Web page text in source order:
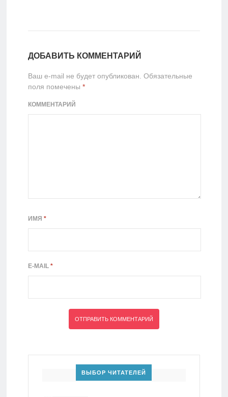
ДОБАВИТЬ КОММЕНТАРИЙ
Ваш e-mail не будет опубликован. Обязательные
поля помечены *
КОММЕНТАРИЙ
ИМЯ *
E-MAIL *
ВЫБОР ЧИТАТЕЛЕЙ